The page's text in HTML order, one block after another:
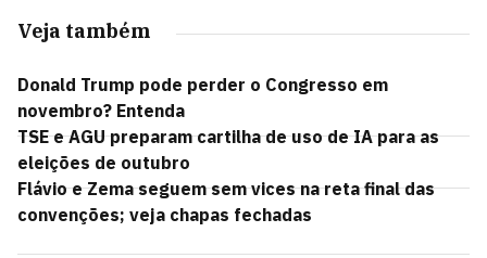
Veja também
Donald Trump pode perder o Congresso em
novembro? Entenda
TSE e AGU preparam cartilha de uso de IA para as
eleições de outubro
Flávio e Zema seguem sem vices na reta final das
convenções; veja chapas fechadas